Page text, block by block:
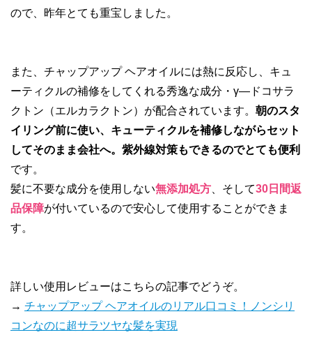
ので、昨年とても重宝しました。
また、チャップアップ ヘアオイルには熱に反応し、キュ
ーティクルの補修をしてくれる秀逸な成分・γ―ドコサラ
クトン（エルカラクトン）が配合されています。 朝のスタ
イリング前に使い、キューティクルを補修しながらセット
してそのまま会社へ。紫外線対策もできるのでとても便利
です。
髪に不要な成分を使用しない無添加処方 、そして30日間返
品保障が付いているので安心して使用することができま
す。
詳しい使用レビューはこちらの記事でどうぞ。
→ チャップアップ ヘアオイルのリアル口コミ！ノンシリ
コンなのに超サラツヤな髪を実現